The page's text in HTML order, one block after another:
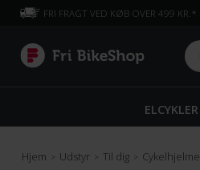
FRI FRAGT VED KØB OVER 499 KR.*
ELCYKLER
Hjem > Udstyr > Til dig > Cykelhjelme